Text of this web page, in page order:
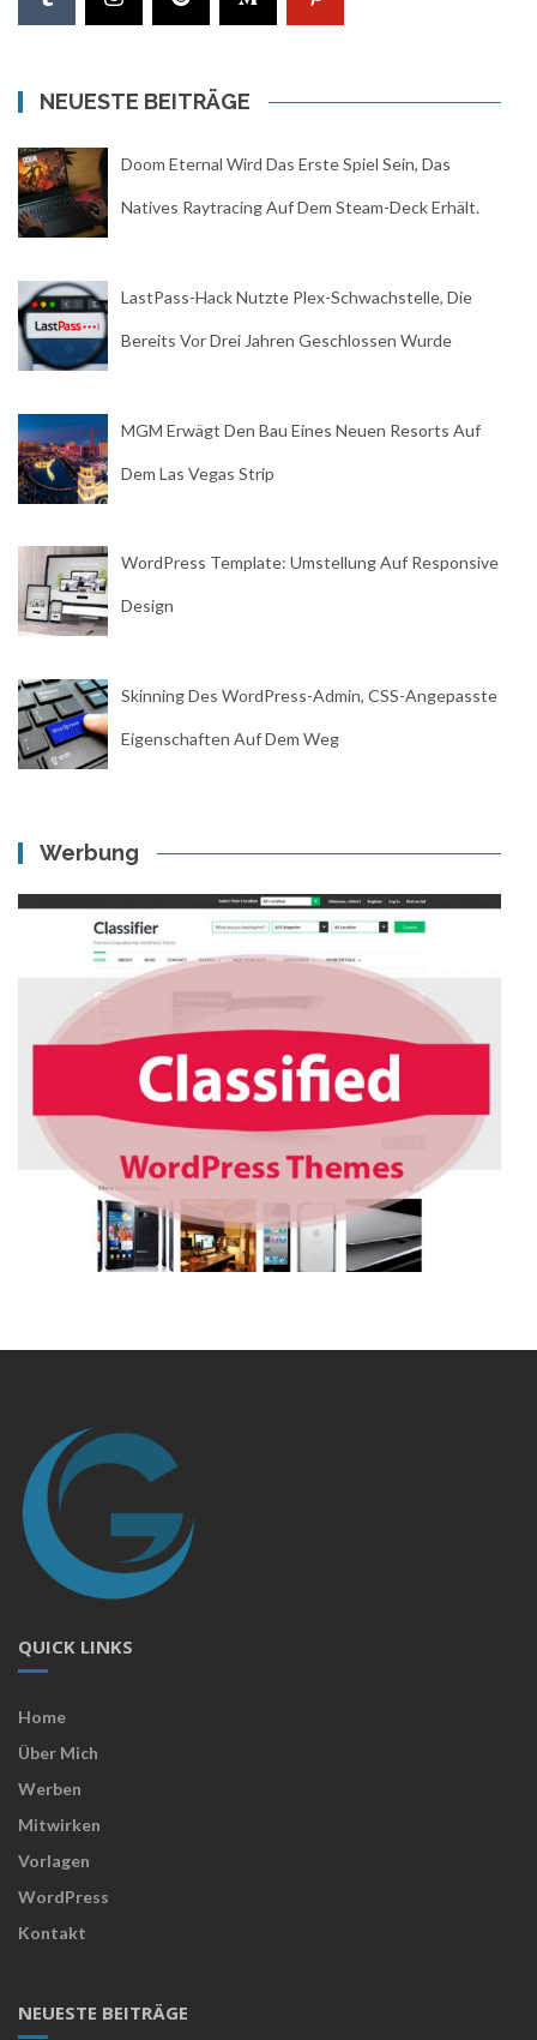
NEUESTE BEITRÄGE
Doom Eternal Wird Das Erste Spiel Sein, Das
Natives Raytracing Auf Dem Steam-Deck Erhält.
LastPass-Hack Nutzte Plex-Schwachstelle, Die
Bereits Vor Drei Jahren Geschlossen Wurde
MGM Erwägt Den Bau Eines Neuen Resorts Auf
Dem Las Vegas Strip
WordPress Template: Umstellung Auf Responsive
Design
Skinning Des WordPress-Admin, CSS-Angepasste
Eigenschaften Auf Dem Weg
Werbung
QUICK LINKS
Home
Über Mich
Werben
Mitwirken
Vorlagen
WordPress
Kontakt
NEUESTE BEITRÄGE